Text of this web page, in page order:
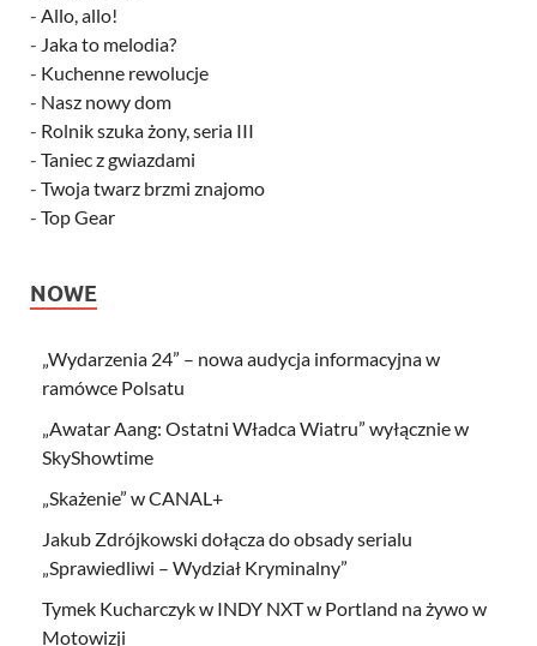
- Allo, allo!
- Jaka to melodia?
- Kuchenne rewolucje
- Nasz nowy dom
- Rolnik szuka żony, seria III
- Taniec z gwiazdami
- Twoja twarz brzmi znajomo
- Top Gear
NOWE
„Wydarzenia 24” – nowa audycja informacyjna w
ramówce Polsatu
„Awatar Aang: Ostatni Władca Wiatru” wyłącznie w
SkyShowtime
„Skażenie” w CANAL+
Jakub Zdrójkowski dołącza do obsady serialu
„Sprawiedliwi – Wydział Kryminalny”
Tymek Kucharczyk w INDY NXT w Portland na żywo w
Motowizji